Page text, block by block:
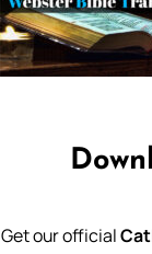
Get our official